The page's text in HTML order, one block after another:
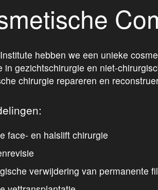
hebben we een unieke
in gezichtschirurgie en niet-
chirurgie repareren en
face- en halslift chirurgie
verwijdering van permanente